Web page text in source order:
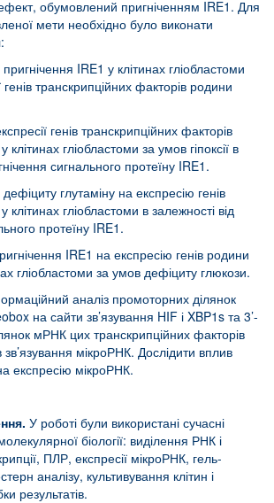
обумовлений пригніченням IRE1. Для
мети необхідно було виконати
:
IRE1 у клітинах гліобластоми
генів транскрипційних факторів родини
генів транскрипційних факторів
гліобластоми за умов гіпоксії в
сигнального протеїну IRE1.
глутаміну на експресію генів
гліобластоми в залежності від
протеїну IRE1.
IRE1 на експресію генів родини
гліобластоми за умов дефіциту глюкози.
аналіз промоторних ділянок
на сайти зв’язування HIF і XBP1s та 3’-
мРНК цих транскрипційних факторів
зв’язування мікроРНК. Дослідити вплив
експресію мікроРНК.
У роботі були використані сучасні
біології: виділення РНК і
ПЛР, експресії мікроРНК, гель-
аналізу, культивування клітин і
результатів.